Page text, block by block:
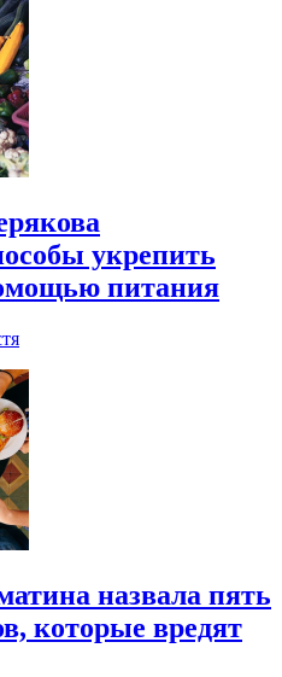
укрепить
питания
назвала пять
которые вредят